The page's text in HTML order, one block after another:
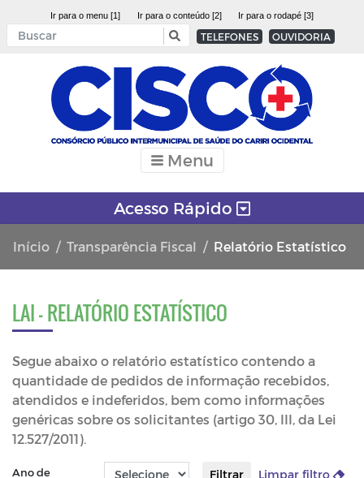
Ir para o menu [1] Ir para o conteúdo [2] Ir para o rodapé [3]
TELEFONES OUVIDORIA
Menu
Acesso Rápido
Início Transparência Fiscal Relatório Estatístico
LAI - RELATÓRIO ESTATÍSTICO
Segue abaixo o relatório estatístico contendo a
quantidade de pedidos de informação recebidos,
atendidos e indeferidos, bem como informações
genéricas sobre os solicitantes (artigo 30, III, da Lei
12.527/2011).
Ano de
Filtrar Limpar filtro